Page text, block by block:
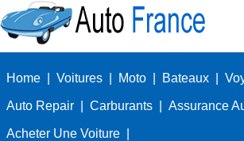
Home Voitures Moto Bateaux
Auto Repair Carburants Assurance
Acheter Une Voiture